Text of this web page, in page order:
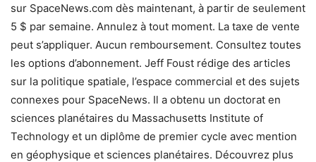
sur SpaceNews.com dès maintenant, à partir de seulement
5 $ par semaine. Annulez à tout moment. La taxe de vente
peut s’appliquer. Aucun remboursement. Consultez toutes
les options d’abonnement. Jeff Foust rédige des articles
sur la politique spatiale, l’espace commercial et des sujets
connexes pour SpaceNews. Il a obtenu un doctorat en
sciences planétaires du Massachusetts Institute of
Technology et un diplôme de premier cycle avec mention
en géophysique et sciences planétaires. Découvrez plus